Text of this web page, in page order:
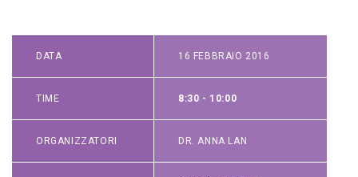
DATA 16 FEBBRAIO 2016
TIME 8:30 - 10:00
ORGANIZZATORI DR. ANNA LAN